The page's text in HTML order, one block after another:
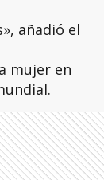
añadió el
mujer en